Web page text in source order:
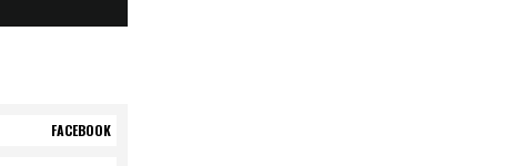
FACEBOOK